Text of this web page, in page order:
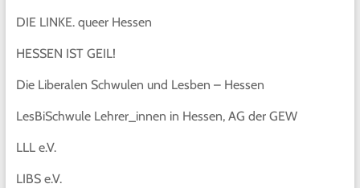
DIE LINKE. queer Hessen
HESSEN IST GEIL!
Die Liberalen Schwulen und Lesben – Hessen
LesBiSchwule Lehrer_innen in Hessen, AG der GEW
LLL e.V.
LIBS e.V.